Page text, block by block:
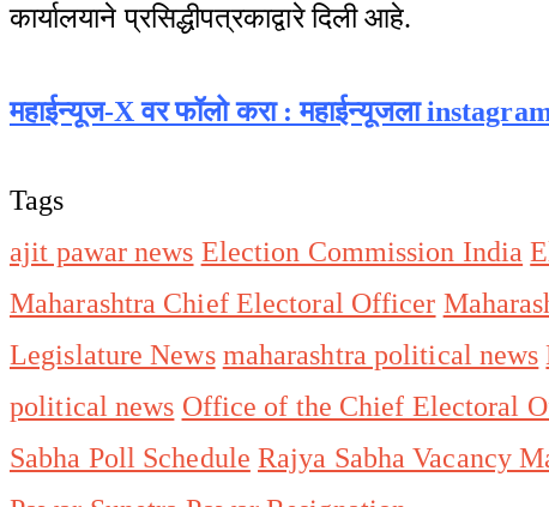
कार्यालयाने प्रसिद्धीपत्रकाद्वारे दिली आहे.
महाईन्यूज-X वर फॉलो करा : महाईन्यूजला
Tags
ajit pawar news Election Commission India
Maharashtra Chief Electoral Officer
Legislature News maharashtra political news
political news Office of the Chief Electoral
Sabha Poll Schedule Rajya Sabha Vacancy